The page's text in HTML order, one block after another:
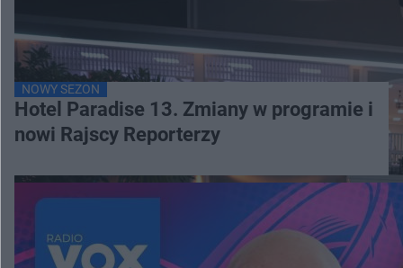
NOWY SEZON
Hotel Paradise 13. Zmiany w programie i
nowi Rajscy Reporterzy